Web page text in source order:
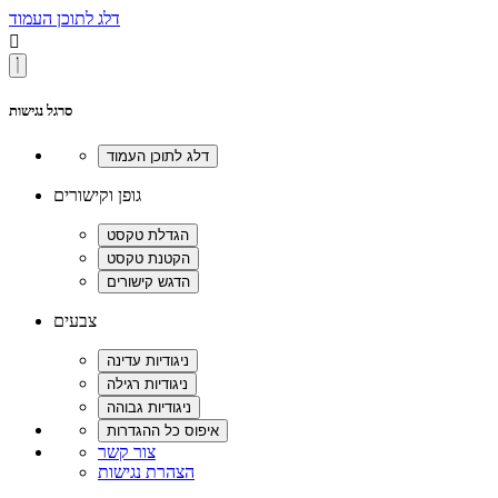
דלג לתוכן העמוד

סרגל נגישות
גופן וקישורים
צבעים
צור קשר
הצהרת נגישות